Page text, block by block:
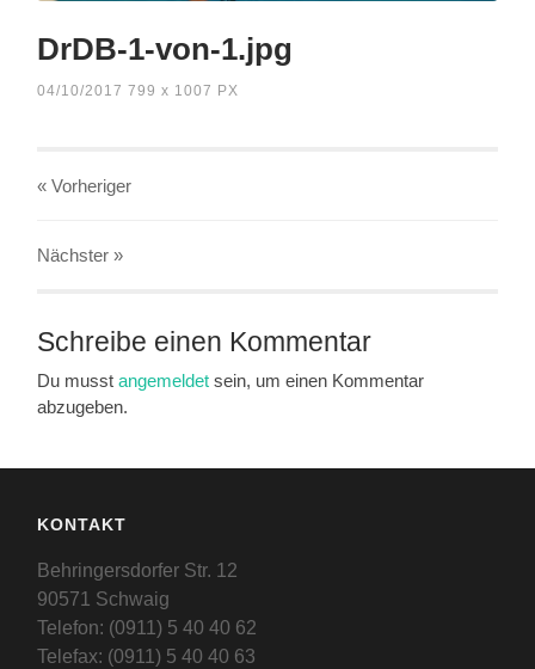
DrDB-1-von-1.jpg
04/10/2017 799x 1007 PX
« Vorheriger
Nächster »
Schreibe einen Kommentar
Du musstangemeldet sein, um einen Kommentar
abzugeben.
KONTAKT
Behringersdorfer Str. 12
90571 Schwaig
Telefon: (0911) 5 40 40 62
Telefax: (0911) 5 40 40 63